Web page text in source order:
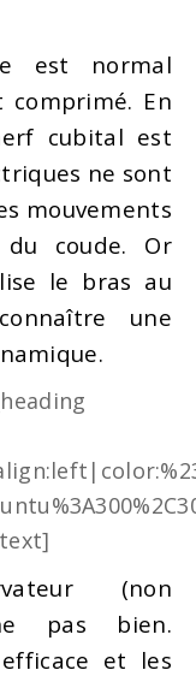
est normal
En
cubital est
ne sont
mouvements
coude. Or
le bras au
une
(non
pas bien.
et les